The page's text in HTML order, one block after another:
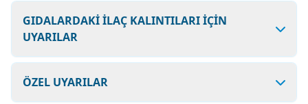
GIDALARDAKİ İLAÇ KALINTILARI İÇİN
UYARILAR
ÖZEL UYARILAR